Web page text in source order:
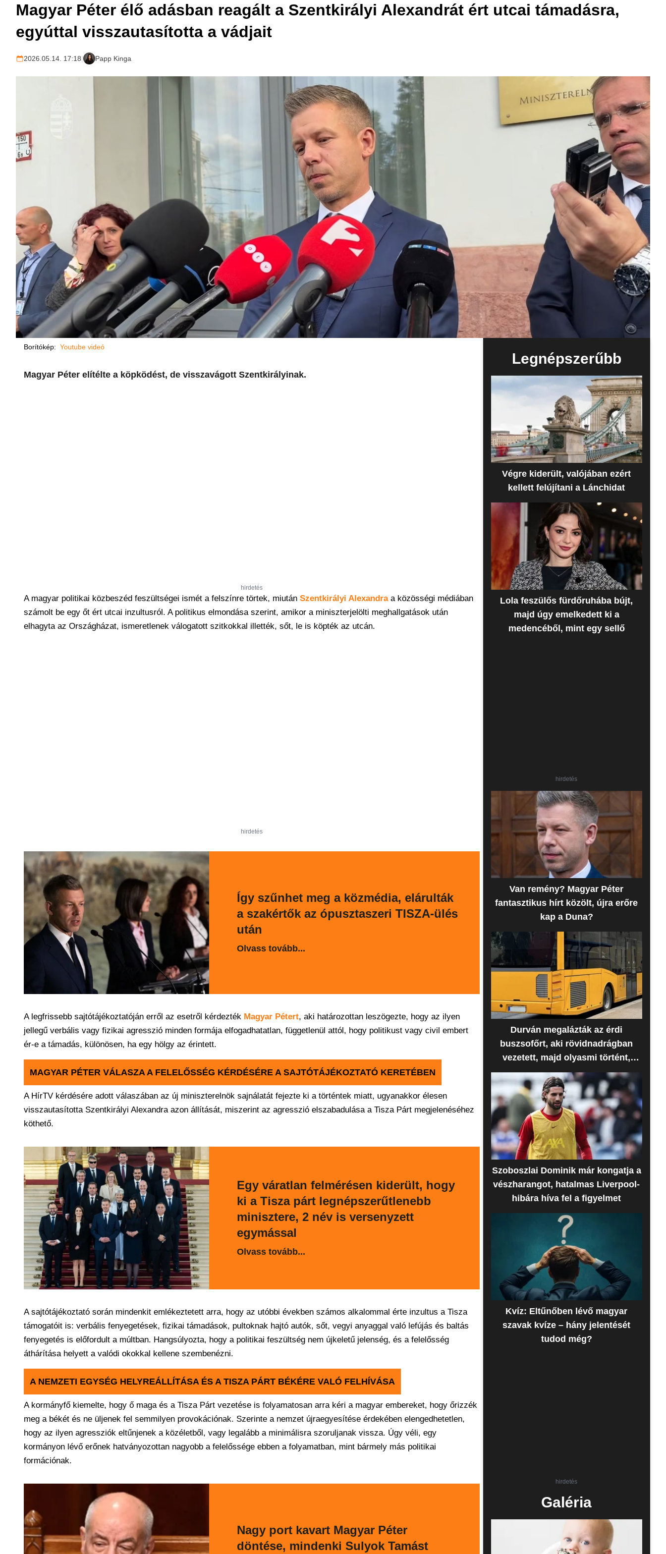
Magyar Péter élő adásban reagált a Szentkirályi Alexandrát ért utcai támadásra,
egyúttal visszautasította a vádjait
2026.05.14. 17:18| Papp Kinga
Borítókép: Youtube videó
Magyar Péter elítélte a köpködést, de visszavágott Szentkirályinak.
hirdetés
A magyar politikai közbeszéd feszültségei ismét a felszínre törtek, miután Szentkirályi Alexandraa közösségi médiában
számolt be egy őt ért utcai inzultusról. A politikus elmondása szerint, amikor a miniszterjelölti meghallgatások után
elhagyta az Országházat, ismeretlenek válogatott szitkokkal illették, sőt, le is köpték az utcán.
hirdetés
Így szűnhet meg a közmédia, elárulták
a szakértők az ópusztaszeri TISZA-ülés
után
Olvass tovább...
A legfrissebb sajtótájékoztatóján erről az esetről kérdezték Magyar Pétert, aki határozottan leszögezte, hogy az ilyen
jellegű verbális vagy fizikai agresszió minden formája elfogadhatatlan, függetlenül attól, hogy politikust vagy civil embert
ér-e a támadás, különösen, ha egy hölgy az érintett.
MAGYAR PÉTER VÁLASZA A FELELŐSSÉG KÉRDÉSÉRE A SAJTÓTÁJÉKOZTATÓ KERETÉBEN
A HírTV kérdésére adott válaszában az új miniszterelnök sajnálatát fejezte ki a történtek miatt, ugyanakkor élesen
visszautasította Szentkirályi Alexandra azon állítását, miszerint az agresszió elszabadulása a Tisza Párt megjelenéséhez
köthető.
Egy váratlan felmérésen kiderült, hogy
ki a Tisza párt legnépszerűtlenebb
minisztere, 2 név is versenyzett
egymással
Olvass tovább...
A sajtótájékoztató során mindenkit emlékeztetett arra, hogy az utóbbi években számos alkalommal érte inzultus a Tisza
támogatóit is: verbális fenyegetések, fizikai támadások, pultoknak hajtó autók, sőt, vegyi anyaggal való lefújás és baltás
fenyegetés is előfordult a múltban. Hangsúlyozta, hogy a politikai feszültség nem újkeletű jelenség, és a felelősség
áthárítása helyett a valódi okokkal kellene szembenézni.
A NEMZETI EGYSÉG HELYREÁLLÍTÁSA ÉS A TISZA PÁRT BÉKÉRE VALÓ FELHÍVÁSA
A kormányfő kiemelte, hogy ő maga és a Tisza Párt vezetése is folyamatosan arra kéri a magyar embereket, hogy őrizzék
meg a békét és ne üljenek fel semmilyen provokációnak. Szerinte a nemzet újraegyesítése érdekében elengedhetetlen,
hogy az ilyen agressziók eltűnjenek a közéletből, vagy legalább a minimálisra szoruljanak vissza. Úgy véli, egy
kormányon lévő erőnek hatványozottan nagyobb a felelőssége ebben a folyamatban, mint bármely más politikai
formációnak.
Nagy port kavart Magyar Péter
döntése, mindenki Sulyok Tamást
Legnépszerűbb
Végre kiderült, valójában ezért
kellett felújítani a Lánchidat
Lola feszülős fürdőruhába bújt,
majd úgy emelkedett ki a
medencéből, mint egy sellő
hirdetés
Van remény? Magyar Péter
fantasztikus hírt közölt, újra erőre
kap a Duna?
Durván megalázták az érdi
buszsofőrt, aki rövidnadrágban
vezetett, majd olyasmi történt,
amire senki sem számított
Szoboszlai Dominik már kongatja a
vészharangot, hatalmas Liverpool-
hibára híva fel a figyelmet
Kvíz: Eltűnőben lévő magyar
szavak kvíze – hány jelentését
tudod még?
hirdetés
Galéria